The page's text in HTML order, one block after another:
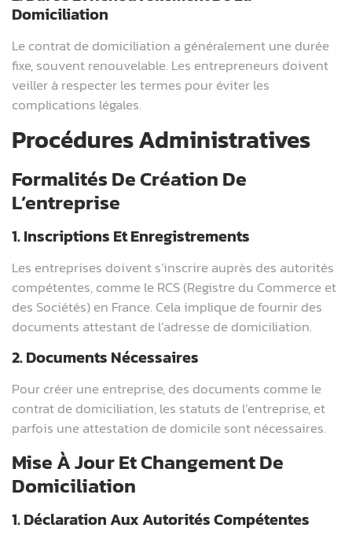
Domiciliation
Le contrat de domiciliation a généralement une durée
fixe, souvent renouvelable. Les entrepreneurs doivent
veiller à respecter les termes pour éviter les
complications légales.
Procédures Administratives
Formalités De Création De
L’entreprise
1. Inscriptions Et Enregistrements
Les entreprises doivent s’inscrire auprès des autorités
compétentes, comme le RCS (Registre du Commerce et
des Sociétés) en France. Cela implique de fournir des
documents attestant de l’adresse de domiciliation.
2. Documents Nécessaires
Pour créer une entreprise, des documents comme le
contrat de domiciliation, les statuts de l’entreprise, et
parfois une attestation de domicile sont nécessaires.
Mise À Jour Et Changement De
Domiciliation
1. Déclaration Aux Autorités Compétentes